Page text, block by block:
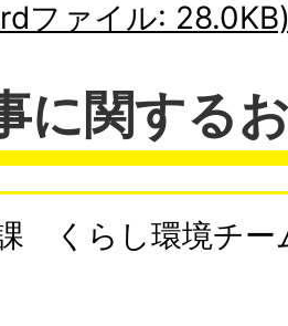
ファイル:
に関する
くらし環境チー